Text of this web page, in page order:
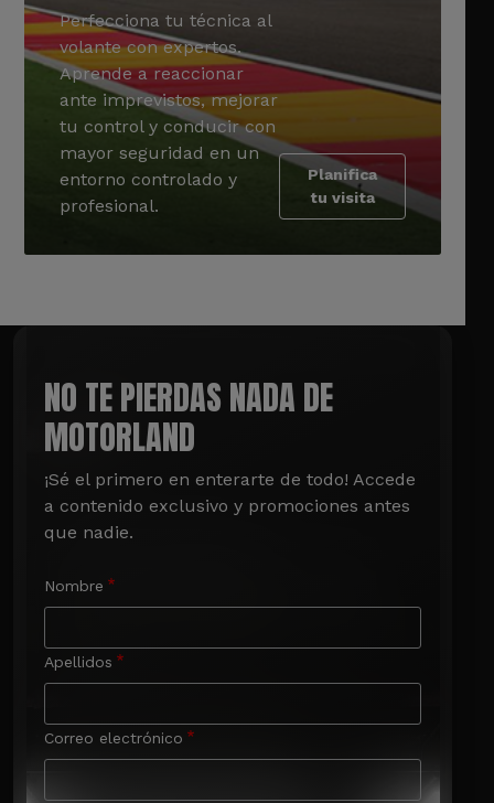
Perfecciona tu técnica al
volante con expertos.
Aprende a reaccionar
ante imprevistos, mejorar
tu control y conducir con
mayor seguridad en un
entorno controlado y
profesional.
Planifica
tu visita
NO TE PIERDAS NADA DE
MOTORLAND
¡Sé el primero en enterarte de todo! Accede
a contenido exclusivo y promociones antes
que nadie.
Nombre
Apellidos
Correo electrónico